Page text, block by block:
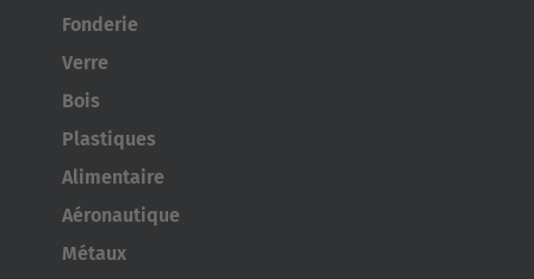
Fonderie
Verre
Bois
Plastiques
Alimentaire
Aéronautique
Métaux